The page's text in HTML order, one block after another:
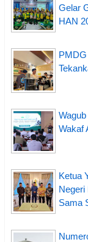
Gelar
HAN
Wakaf
Ketua
Negeri
Sama